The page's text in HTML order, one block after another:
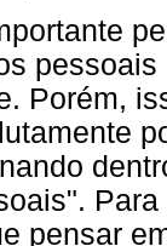
Porém,
pensar